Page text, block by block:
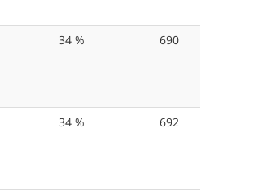
34 % 690
34 % 692